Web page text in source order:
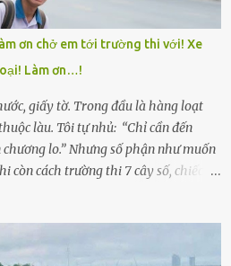
cô em gái: Mai, Lan và Hương – ba
tụi nhỏ sau này như hoa mai nở
đẹp mấy cũng cần đất màu, mà nhà
khó. Năm đó, Trí đỗ Đại học Bách
ơn chở em tới trường thi với! Xe
Làm ơn…!
giấy tờ. Trong đầu là hàng loạt
làu. Tôi tự nhủ: “Chỉ cần đến
lo.” Nhưng số phận như muốn
còn cách trường thi 7 cây số, chiếc xe
sáng nay quên mang theo! Giữa con
tôi hoảng loạn vẫy tay xin đi nhờ. –